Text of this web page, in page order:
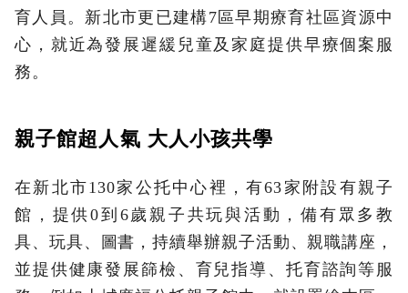
育人員。新北市更已建構7區早期療育社區資源中
心，就近為發展遲緩兒童及家庭提供早療個案服
務。
親子館超人氣 大人小孩共學
在新北市130家公托中心裡，有63家附設有親子
館，提供0到6歲親子共玩與活動，備有眾多教
具、玩具、圖書，持續舉辦親子活動、親職講座，
並提供健康發展篩檢、育兒指導、托育諮詢等服